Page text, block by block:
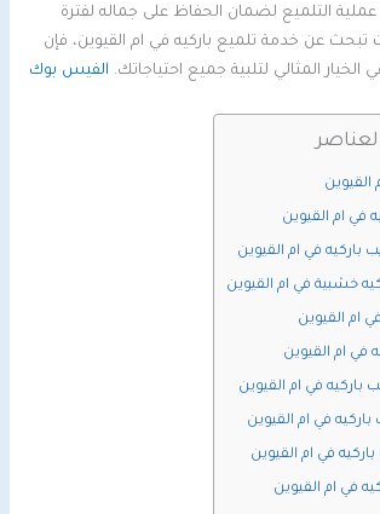
عملية التلميع لضمان الحفاظ على جماله لفترة
تبحث عن خدمة تلميع باركيه في ام القيوين، فإن
المثالي لتلبية جميع احتياجاتك. الفيس بوك
القيوين
في ام القيوين
في ام القيوين
خشبية في ام القيوين
ام القيوين
في ام القيوين
في ام القيوين
في ام القيوين
في ام القيوين
في ام القيوين